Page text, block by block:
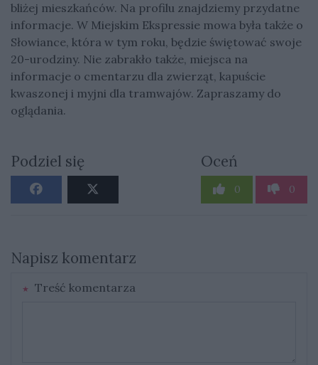
bliżej mieszkańców. Na profilu znajdziemy przydatne
informacje. W Miejskim Ekspressie mowa była także o
Słowiance, która w tym roku, będzie świętować swoje
20-urodziny. Nie zabrakło także, miejsca na
informacje o cmentarzu dla zwierząt, kapuście
kwaszonej i myjni dla tramwajów. Zapraszamy do
oglądania.
Podziel się Oceń
0 0
Napisz komentarz
Treść komentarza